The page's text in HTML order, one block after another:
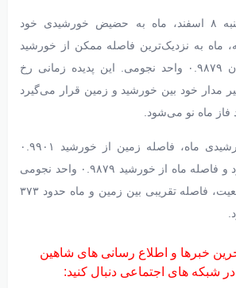
در همان روز چهارشنبه ۸ اسفند، ماه به حضیض خورشیدی خود
ماه به نزدیک‌ترین فاصله ممکن از خورشید
خواهد رسید، به میزان ۰.۹۸۷۹ واحد نجومی. این پدیده زمانی رخ
مدار خود بین خورشید و زمین قرار می‌گیرد
ماه نو می‌شود.
در لحظه حضیض خورشیدی ماه، فاصله زمین از خورشید ۰.۹۹۰۱
واحد نجومی خواهد بود و فاصله ماه از خورشید ۰.۹۸۷۹ واحد نجومی
خواهد بود. در این وضعیت، فاصله تقریبی بین زمین و ماه حدود ۳۷۳
خبرها و اطلاع رسانی های شاهین
شبکه های اجتماعی دنبال کنید: